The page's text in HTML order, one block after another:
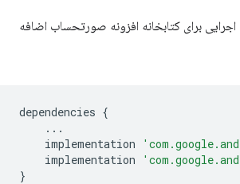
اجرایی برای کتابخانه افزونه صورتحساب اضافه
dependencies {
...
implementation
implementation
}